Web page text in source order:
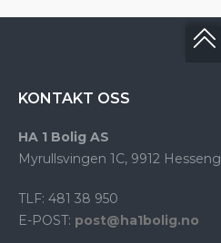
KONTAKT OSS
HA 1 Bolig AS
Myrullsvingen 1C, 9912 Hesseng
TLF: 481 38 950
E-POST: post@ha1bolig.no